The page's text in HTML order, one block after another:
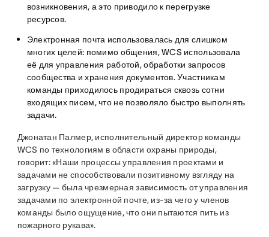
возникновения, а это приводило к перегрузке
ресурсов.
Электронная почта использовалась для слишком
многих целей: помимо общения, WCS использовала
её для управления работой, обработки запросов
сообщества и хранения документов. Участникам
команды приходилось продираться сквозь сотни
входящих писем, что не позволяло быстро выполнять
задачи.
Джонатан Палмер, исполнительный директор команды
WCS по технологиям в области охраны природы,
говорит: «Наши процессы управления проектами и
задачами не способствовали позитивному взгляду на
загрузку — была чрезмерная зависимость от управления
задачами по электронной почте, из-за чего у членов
команды было ощущение, что они пытаются пить из
пожарного рукава».